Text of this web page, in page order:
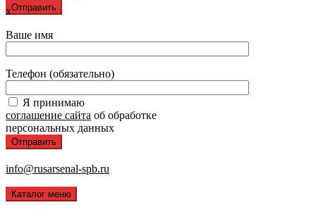
x
Ваше имя
Телефон (обязательно)
Я принимаю
соглашение сайта об обработке
персональных данных
info@rusarsenal-spb.ru
Каталог меню